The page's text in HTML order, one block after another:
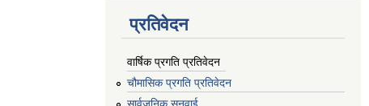
प्रतिवेदन
वार्षिक प्रगति प्रतिवेदन
चौमासिक प्रगति प्रतिवेदन